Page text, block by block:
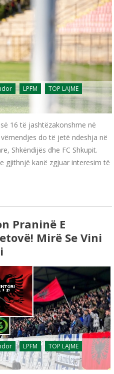
LPFM TOP LAJME
16 të jashtëzakonshme në
do të jetë ndeshja në
Shkëndijës dhe FC Shkupit.
gjithnjë kanë zgjuar interesim të
Praninë E
Mirë Se Vini
LPFM TOP LAJME